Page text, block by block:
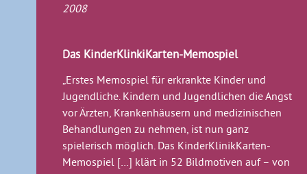
2008
Das KinderKlinkiKarten-Memospiel
„Erstes Memospiel für erkrankte Kinder und
Jugendliche. Kindern und Jugendlichen die Angst
vor Ärzten, Krankenhäusern und medizinischen
Behandlungen zu nehmen, ist nun ganz
spielerisch möglich. Das KinderKlinikKarten-
Memospiel […] klärt in 52 Bildmotiven auf – von